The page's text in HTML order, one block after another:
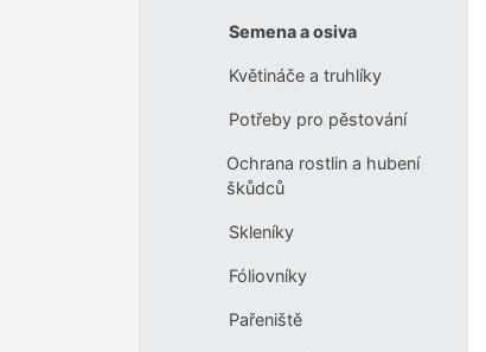
Semena a osiva
Květináče a truhlíky
Potřeby pro pěstování
Ochrana rostlin a hubení
škůdců
Skleníky
Fóliovníky
Pařeniště